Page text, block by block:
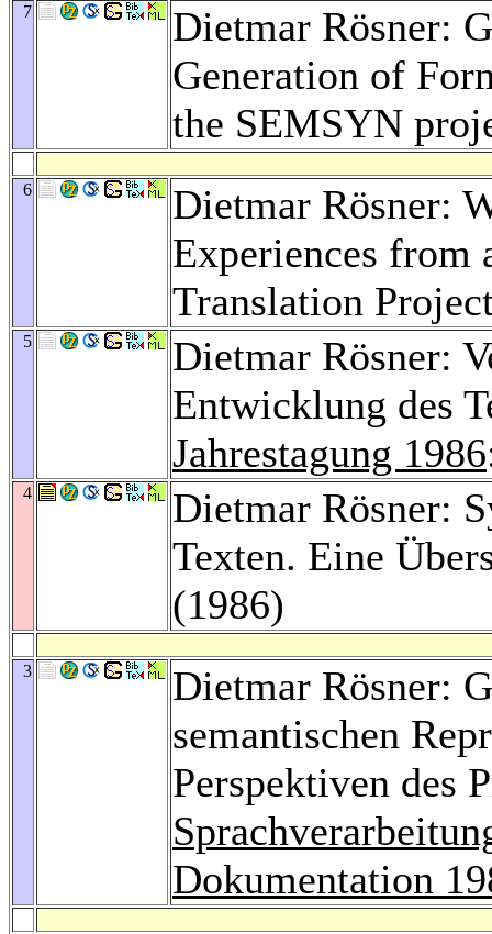
7
Dietmar Rösner:
Generation of
the SEMSYN
6
Dietmar Rösner:
Experiences from
Translation
5
Dietmar Rösner:
Entwicklung des
Jahrestagung 1986
4
Dietmar Rösner:
Texten. Eine
(1986)
3
Dietmar Rösner:
semantischen
Perspektiven des
Dokumentation